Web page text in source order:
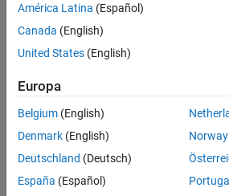
América Latina (Español)
Canada (English)
United States (English)
Europa
Belgium (English)
Denmark (English)
Deutschland (Deutsch)
España (Español)
Norway
Portugal
Trust Center
Datendiebstahl verhindern
Status von
© 1994-2026 The MathWorks, Inc.